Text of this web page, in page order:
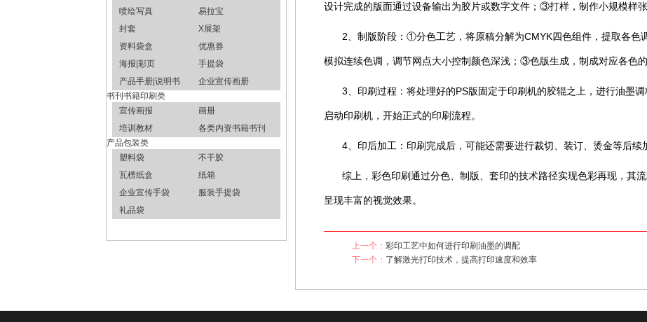
喷绘写真
易拉宝
封套
X展架
资料袋盒
优惠券
海报|彩页
手提袋
产品手册|说明书
企业宣传画册
书刊书籍印刷类
宣传画报
画册
培训教材
各类内资书籍书刊
产品包装类
塑料袋
不干胶
瓦楞纸盒
纸箱
企业宣传手袋
服装手提袋
礼品袋
设计完成的版面通过设备输出为胶片或数字文件；③打样，制作小规模样张
2、制版阶段：①分色工艺，将原稿分解为CMYK四色组件，提取各
模拟连续色调，调节网点大小控制颜色深浅；③色版生成，制成对应各色的
3、印刷过程：将处理好的PS版固定于印刷机的胶辊之上，进行油墨
启动印刷机，开始正式的印刷流程。
4、印后加工：印刷完成后，可能还需要进行裁切、装订、烫金等后续
综上，彩色印刷通过分色、制版、套印的技术路径实现色彩再现，其
呈现丰富的视觉效果。
上一个： 彩印工艺中如何进行印刷油墨的调配
下一个： 了解激光打印技术，提高打印速度和效率